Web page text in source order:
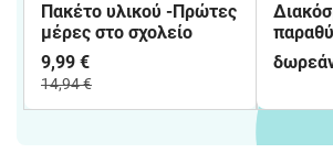
Πακέτο υλικού -Πρώτες
μέρες στο σχολείο
9,99 €
14,94 €
βιβλίο